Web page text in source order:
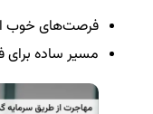
فرصت‌های خوب
مسیر ساده برای